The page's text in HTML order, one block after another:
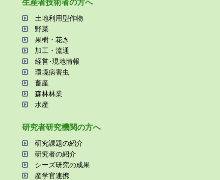
⽣産者技術者の⽅へ
⼟地利⽤型作物
野菜
果樹・花き
加⼯・流通
経営･現地情報
環境病害⾍
畜産
森林林業
⽔産
研究者研究機関の⽅へ
研究課題の紹介
研究者の紹介
シーズ研究の成果
産学官連携